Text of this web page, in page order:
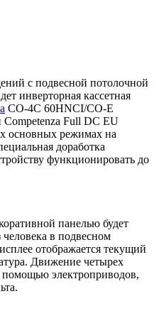
с подвесной потолочной
инверторная кассетная
CO-4C 60HNCI/CO-E
Full DC EU
основных режимах на
доработка
функционировать до
панелью будет
в подвесном
отображается текущий
Движение четырех
помощью электроприводов,